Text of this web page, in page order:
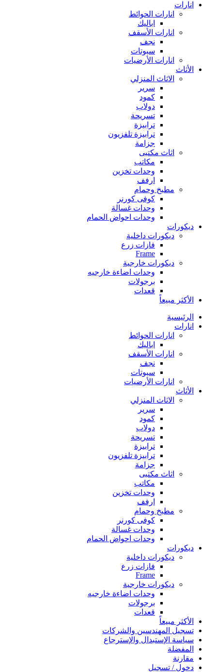
انارات
انارات الحوائط
اباليك
انارات الأسقف
نجف
سبوتات
انارات الأرضيات
الأثاث
الاثاث المنزلي
سرير
كمود
دولاب
تسريحة
ترابيزة
ترابيزة تلفزيون
جزامة
اثاث مكتبى
مكاتب
وحدات تخزين
ارفف
مطبخ وحمام
كوفى كورنر
وحدات غسالة
وحدات احواض الحمام
ديكورات
ديكورات داخلية
فازات زرع
Frame
ديكورات خارجية
وحدات اضاءة خارجيه
برجولات
قعدات
الأكثر مبيعاً
الرئيسية
انارات
انارات الحوائط
اباليك
انارات الأسقف
نجف
سبوتات
انارات الأرضيات
الأثاث
الاثاث المنزلي
سرير
كمود
دولاب
تسريحة
ترابيزة
ترابيزة تلفزيون
جزامة
اثاث مكتبى
مكاتب
وحدات تخزين
ارفف
مطبخ وحمام
كوفى كورنر
وحدات غسالة
وحدات احواض الحمام
ديكورات
ديكورات داخلية
فازات زرع
Frame
ديكورات خارجية
وحدات اضاءة خارجيه
برجولات
قعدات
الأكثر مبيعاً
تسجيل المهندسين والشركات
سياسة الإستبدال والإسترجاع
المفضلة
مقارنة
دخول / تسجيل